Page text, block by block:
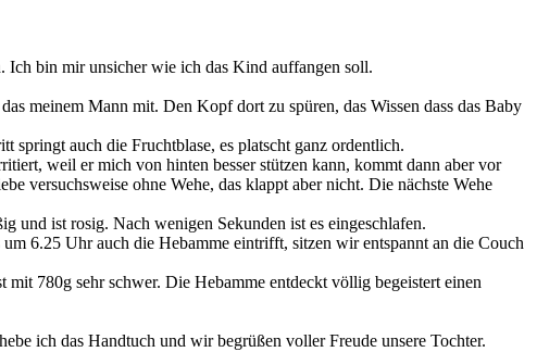
Ich bin mir unsicher wie ich das Kind auffangen soll.
meinem Mann mit. Den Kopf dort zu spüren, das Wissen dass das Baby
auch die Fruchtblase, es platscht ganz ordentlich.
weil er mich von hinten besser stützen kann, kommt dann aber vor
versuchsweise ohne Wehe, das klappt aber nicht. Die nächste Wehe
und ist rosig. Nach wenigen Sekunden ist es eingeschlafen.
6.25 Uhr auch die Hebamme eintrifft, sitzen wir entspannt an die Couch
780g sehr schwer. Die Hebamme entdeckt völlig begeistert einen
ich das Handtuch und wir begrüßen voller Freude unsere Tochter.